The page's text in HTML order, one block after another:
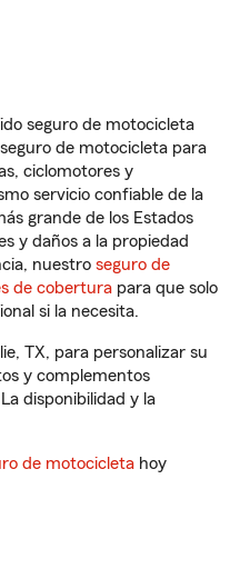
seguro de motocicleta
de motocicleta para
ciclomotores y
servicio confiable de la
grande de los Estados
y daños a la propiedad
nuestro seguro de
de cobertura para que solo
si la necesita.
TX, para personalizar su
y complementos
disponibilidad y la
de motocicleta hoy